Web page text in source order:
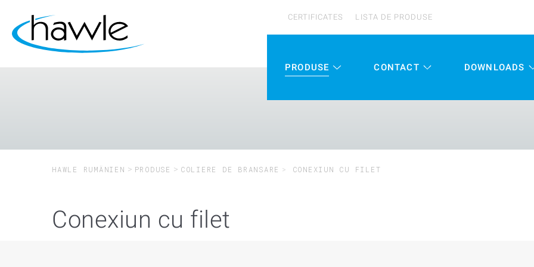
CERTIFICATES LISTA DE PRODUSE
PRODUSE CONTACT DOWNLOADS
HAWLE RUMÄNIEN PRODUSE COLIERE DE BRANSARE CONEXIUN CU FILET
Conexiun cu filet